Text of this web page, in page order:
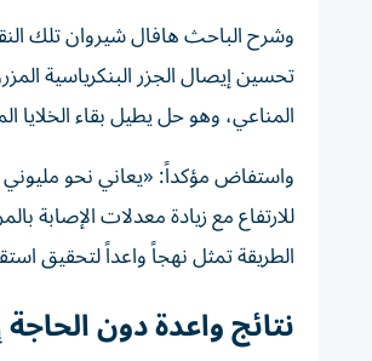
وشرح الباحث هافال شيروان تلك
تحسين إيصال الجزر البنكرياسية
المناعي، وهو حل يطيل بقاء الخلايا
واستفاض مؤكداً: «يعاني نحو
للارتفاع مع زيادة معدلات الإصابة
الطريقة تمثل نهجاً واعداً لتحقيق
نتائج واعدة دون